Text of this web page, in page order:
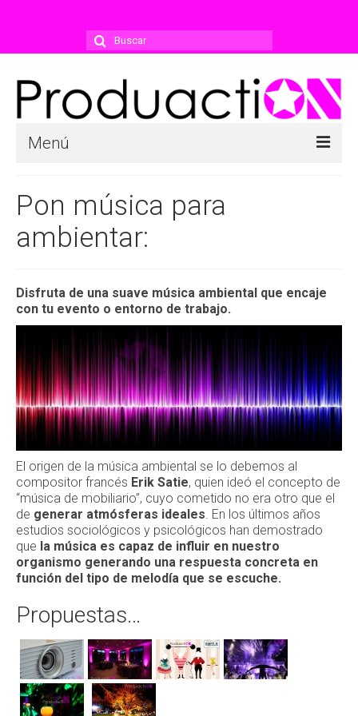
Buscar
por:
Menú
Historial
Prensa
Clientes
Proveedores
Servicios
Escenas
BASE
PREMIUM
Actuaciones
Imagen
Photocall
Retroproyectada
Videoproyección
Iluminacion
Guirnaldas
Interior
Pon música para
ambientar:
Disfruta de una suave música ambiental que encaje
con tu evento o entorno de trabajo.
El origen de la música ambiental se lo debemos al
compositor francés Erik Satie, quien ideó el concepto de
“música de mobiliario”, cuyo cometido no era otro que el
de generar atmósferas ideales. En los últimos años
estudios sociológicos y psicológicos han demostrado
que la música es capaz de influir en nuestro
organismo generando una respuesta concreta en
función del tipo de melodía que se escuche.
Propuestas…